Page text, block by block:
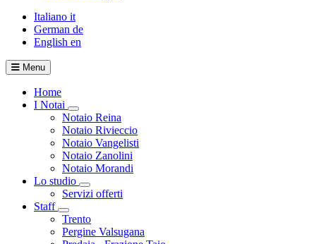
Italiano it
German de
English en
Menu
Home
I Notai
Visualizza menù di secondo livello
Notaio Reina
Notaio Rivieccio
Notaio Vangelisti
Notaio Zanolini
Notaio Morandi
Lo studio
Visualizza menù di secondo livello
Servizi offerti
Staff
Visualizza menù di secondo livello
Trento
Pergine Valsugana